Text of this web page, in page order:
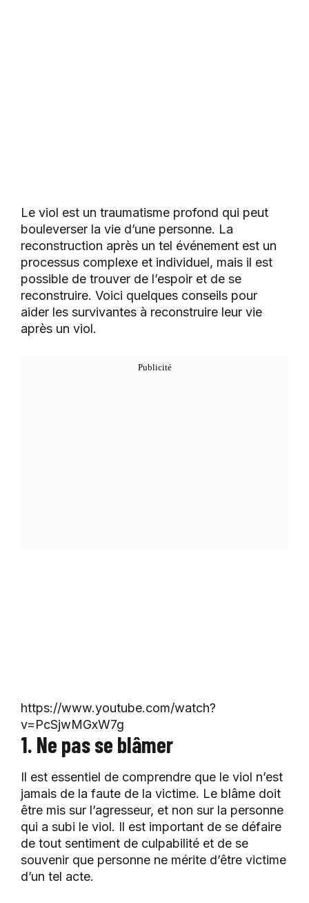
Le viol est un traumatisme profond qui peut
bouleverser la vie d’une personne. La
reconstruction après un tel événement est un
processus complexe et individuel, mais il est
possible de trouver de l’espoir et de se
reconstruire. Voici quelques conseils pour
aider les survivantes à reconstruire leur vie
après un viol.
https://www.youtube.com/watch?
v=PcSjwMGxW7g
1. Ne pas se blâmer
Il est essentiel de comprendre que le viol n’est
jamais de la faute de la victime. Le blâme doit
être mis sur l’agresseur, et non sur la personne
qui a subi le viol. Il est important de se défaire
de tout sentiment de culpabilité et de se
souvenir que personne ne mérite d’être victime
d’un tel acte.